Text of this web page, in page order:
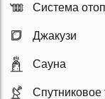
Система
Джакузи
Сауна
Спутниковое